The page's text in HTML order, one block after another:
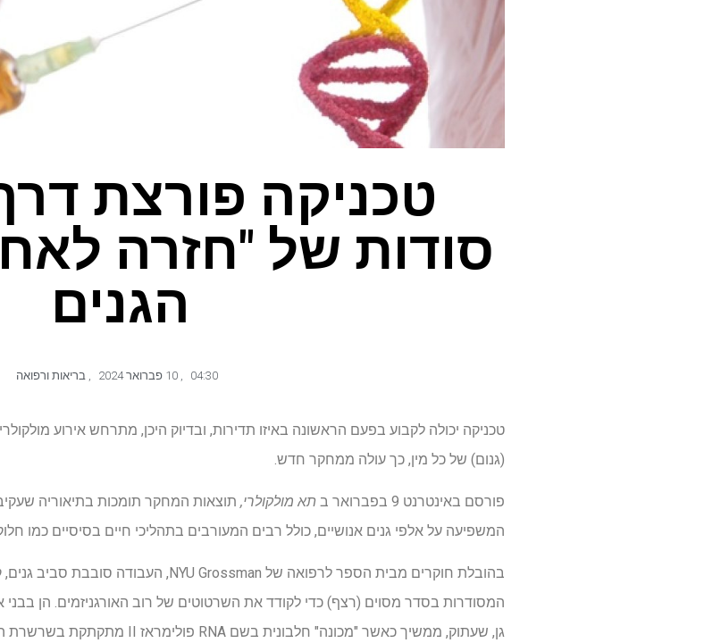
טכניקה פורצת
סודות של "חזרה
הגנים
04:30
,
, בריאות ורפואה
טכניקה יכולה לקבוע בפעם הראשונה באיזו תדירות, ובדיוק היכן, מתרחש אירוע
(גנום) של כל מין, כך עולה ממחקר חדש.
פורסם באינטרנט 9 בפברואר ב תא מולקולרי, תוצאות המחקר תומכות בתיאוריה
המשפיעה על אלפי גנים אנושיים, כולל רבים המעורבים בתהליכי חיים בסיסיים כמו
המסודרות בסדר מסוים (רצף) כדי לקודד את השרטוטים של רוב האורגניזמים. הן בבני
גן, שעתוק, ממשיך כאשר "מכונה" חלבונית בשם RNA פולימראז II מתקתקת בשרשרת ה-DNA, וקוראת הוראות גנטיות בכיוון אחד.